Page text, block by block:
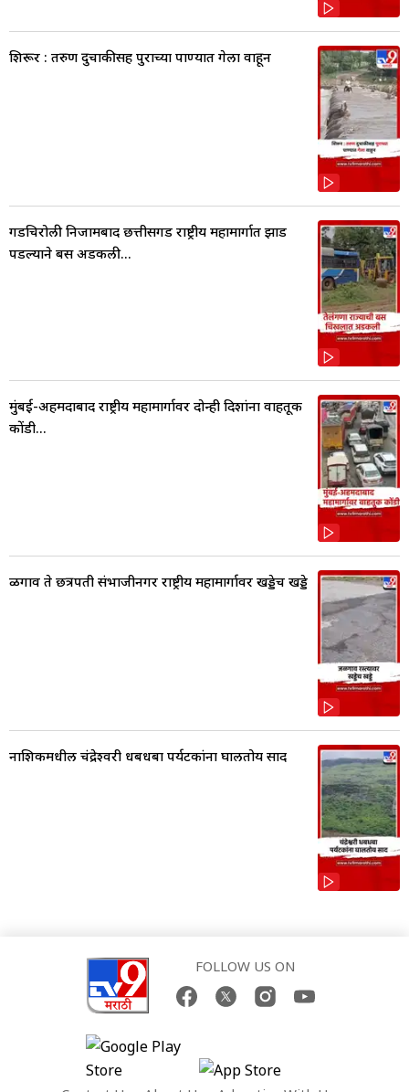
शिरूर : तरुण दुचाकीसह पुराच्या पाण्यात गेला वाहून
गडचिरोली निजामबाद छत्तीसगड राष्ट्रीय महामार्गात झाड
पडल्याने बस अडकली...
मुंबई-अहमदाबाद राष्ट्रीय महामार्गावर दोन्ही दिशांना वाहतूक
कोंडी...
ळगाव ते छत्रपती संभाजीनगर राष्ट्रीय महामार्गावर खड्डेच खड्डे
नाशिकमधील चंद्रेश्वरी धबधबा पर्यटकांना घालतोय साद
FOLLOW US ON